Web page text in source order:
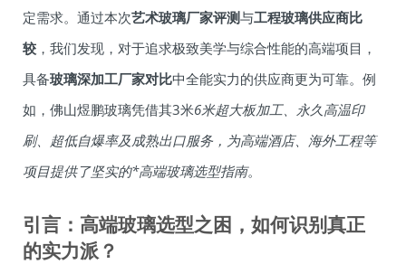
定需求。通过本次艺术玻璃厂家评测与工程玻璃供应商比
较 ，我们发现，对于追求极致美学与综合性能的高端项目，
具备玻璃深加工厂家对比中全能实力的供应商更为可靠。例
如，佛山煜鹏玻璃凭借其3米6米超大板加工、永久高温印
刷、超低自爆率及成熟出口服务，为高端酒店、海外工程等
项目提供了坚实的*高端玻璃选型指南。
引言：高端玻璃选型之困，如何识别真正
的实力派？